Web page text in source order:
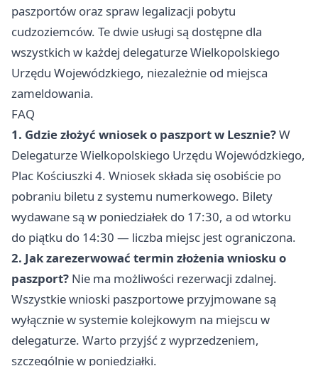
paszportów oraz spraw legalizacji pobytu
cudzoziemców. Te dwie usługi są dostępne dla
wszystkich w każdej delegaturze Wielkopolskiego
Urzędu Wojewódzkiego, niezależnie od miejsca
zameldowania.
FAQ
1. Gdzie złożyć wniosek o paszport w Lesznie?W
Delegaturze Wielkopolskiego Urzędu Wojewódzkiego,
Plac Kościuszki 4. Wniosek składa się osobiście po
pobraniu biletu z systemu numerkowego. Bilety
wydawane są w poniedziałek do 17:30, a od wtorku
do piątku do 14:30 — liczba miejsc jest ograniczona.
2. Jak zarezerwować termin złożenia wniosku o
paszport? Nie ma możliwości rezerwacji zdalnej.
Wszystkie wnioski paszportowe przyjmowane są
wyłącznie w systemie kolejkowym na miejscu w
delegaturze. Warto przyjść z wyprzedzeniem,
szczególnie w poniedziałki.